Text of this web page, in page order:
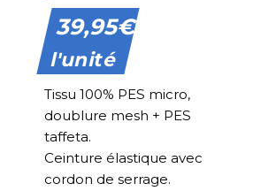
39,95€
l'unité
Tissu 100% PES micro,
doublure mesh + PES
taffeta.
Ceinture élastique avec
cordon de serrage.